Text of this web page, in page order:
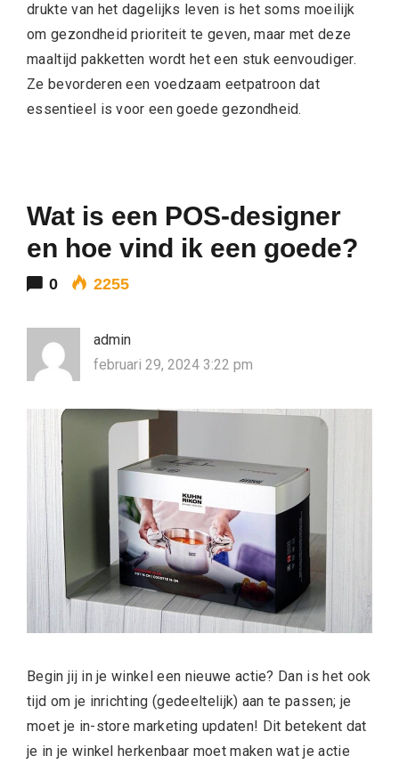
drukte van het dagelijks leven is het soms moeilijk
om gezondheid prioriteit te geven, maar met deze
maaltijd pakketten wordt het een stuk eenvoudiger.
Ze bevorderen een voedzaam eetpatroon dat
essentieel is voor een goede gezondheid.
Wat is een POS-designer
en hoe vind ik een goede?
0 2255
admin
februari 29, 2024 3:22 pm
Begin jij in je winkel een nieuwe actie? Dan is het ook
tijd om je inrichting (gedeeltelijk) aan te passen; je
moet je in-store marketing updaten! Dit betekent dat
je in je winkel herkenbaar moet maken wat je actie